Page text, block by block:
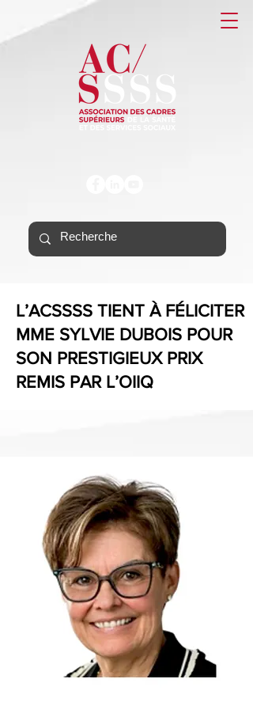
L’ACSSSS TIENT À FÉLICITER
MME SYLVIE DUBOIS POUR
SON PRESTIGIEUX PRIX
REMIS PAR L’OIIQ